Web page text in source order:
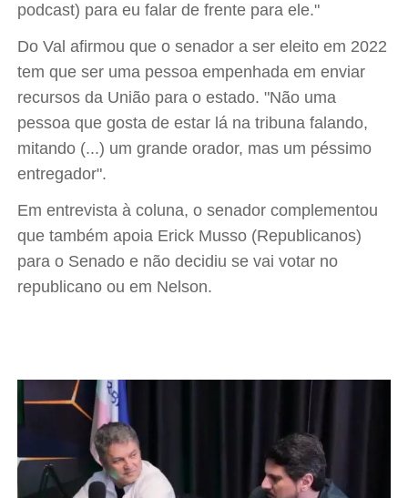
podcast) para eu falar de frente para ele."
Do Val afirmou que o senador a ser eleito em 2022
tem que ser uma pessoa empenhada em enviar
recursos da União para o estado. "Não uma
pessoa que gosta de estar lá na tribuna falando,
mitando (...) um grande orador, mas um péssimo
entregador".
Em entrevista à coluna, o senador complementou
que também apoia Erick Musso (Republicanos)
para o Senado e não decidiu se vai votar no
republicano ou em Nelson.